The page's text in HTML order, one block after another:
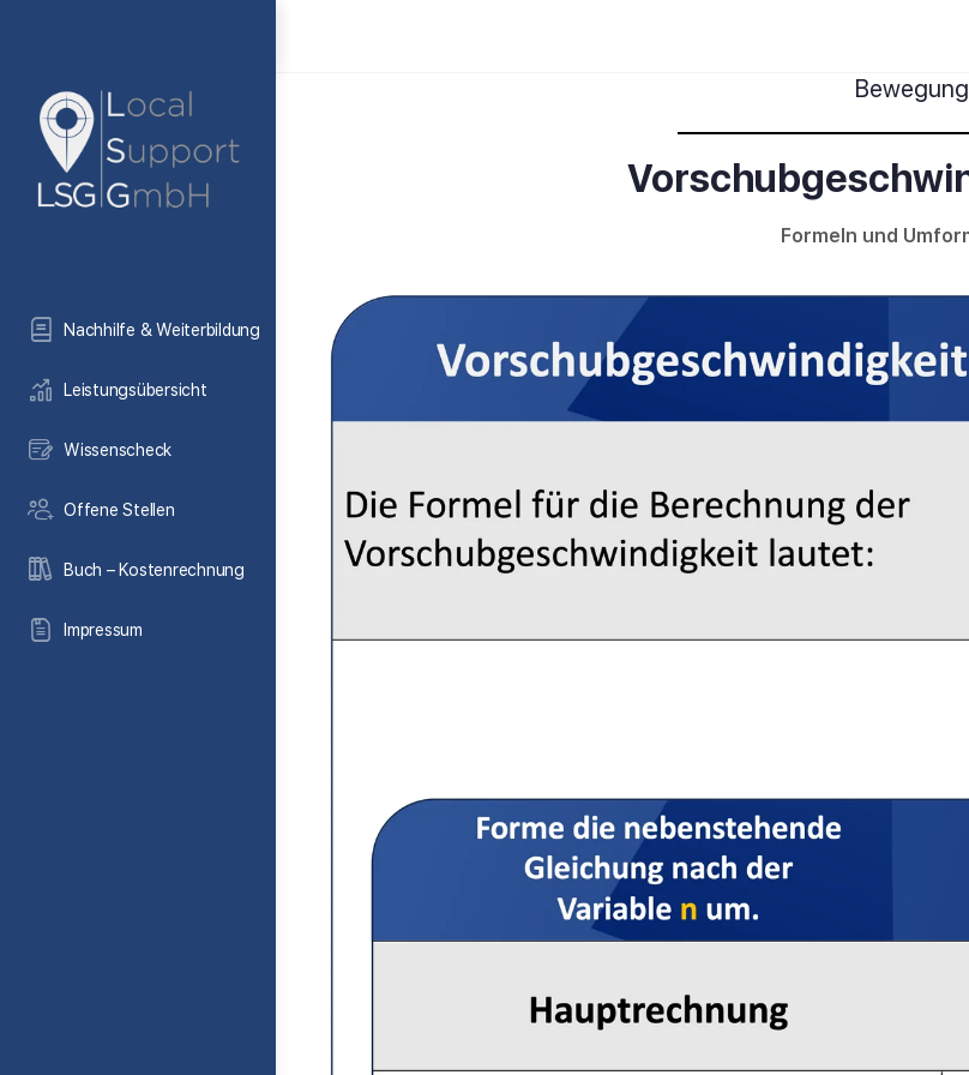
Nachhilfe & Weiterbildung
Leistungsübersicht
Wissenscheck
Offene Stellen
Buch – Kostenrechnung
Impressum
Formeln und